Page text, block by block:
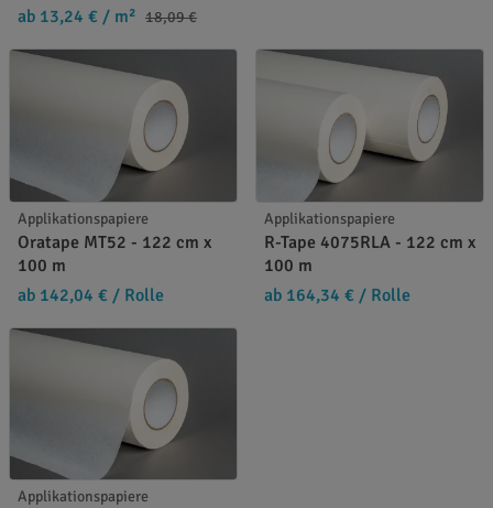
ab 13,24 € / m² 18,09 €
Applikationspapiere
Oratape MT52 - 122 cm x
100 m
ab 142,04 € / Rolle
Applikationspapiere
R-Tape 4075RLA - 122 cm x
100 m
ab 164,34 € / Rolle
Applikationspapiere